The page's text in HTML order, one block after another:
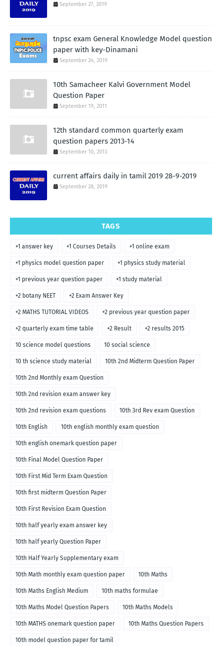
September 27, 2019
tnpsc exam General Knowledge Model question
paper with key-Dinamani
September 24, 2019
10th Samacheer Kalvi Government Model
Question Paper
September 19, 2011
12th standard common quarterly exam
question papers 2013-14
September 10, 2013
current affairs daily in tamil 2019 28-9-2019
September 28, 2019
TAGS
+1 answer key +1 Courses Details +1 online exam
+1 physics model question paper +1 physics study material
+1 previous year question paper +1 study material
+2 botany NEET +2 Exam Answer Key
+2 MATHS TUTORIAL VIDEOS +2 previous year question paper
+2 quarterly exam time table +2 Result +2 results 2015
10 science model questions 10 social science
10 th science study material 10th 2nd Midterm Question Paper
10th 2nd Monthly exam Question
10th 2nd revision exam answer key
10th 2nd revision exam questions 10th 3rd Rev exam Question
10th English 10th english monthly exam question
10th english onemark question paper
10th Final Model Question Paper
10th First Mid Term Exam Question
10th first midterm Question Paper
10th First Revision Exam Question
10th half yearly exam answer key
10th half yearly Question Paper
10th Half Yearly Supplementary exam
10th Math monthly exam question paper 10th Maths
10th Maths English Medium 10th maths formulae
10th Maths Model Question Papers 10th Maths Models
10th MATHS onemark question paper 10th Maths Question Papers
10th model question paper for tamil